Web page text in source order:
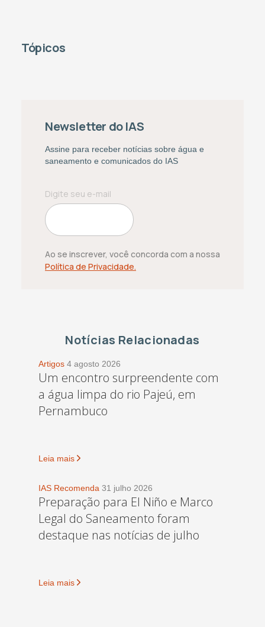
Tópicos
Newsletter do IAS
Assine para receber notícias sobre água e
saneamento e comunicados do IAS
Ao se inscrever, você concorda com a nossa
Política de Privacidade.
Notícias Relacionadas
Artigos 4 agosto 2026
Um encontro surpreendente com
a água limpa do rio Pajeú, em
Pernambuco
Leia mais
IAS Recomenda 31 julho 2026
Preparação para El Niño e Marco
Legal do Saneamento foram
destaque nas notícias de julho
Leia mais